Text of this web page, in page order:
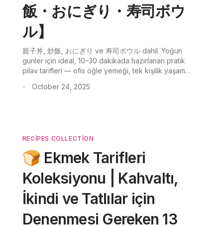
飯・おにぎり・寿司ボウ
ル】
親子丼, 炒飯, おにぎり ve 寿司ボウル dahil. Yoğun
günler için ideal, 10–30 dakikada hazırlanan pratik
pilav tarifleri — ofis öğle yemeği, tek kişilik yaşam
• October 24, 2025
RECIPES COLLECTION
🍞 Ekmek Tarifleri
Koleksiyonu | Kahvaltı,
İkindi ve Tatlılar için
Denenmesi Gereken 13